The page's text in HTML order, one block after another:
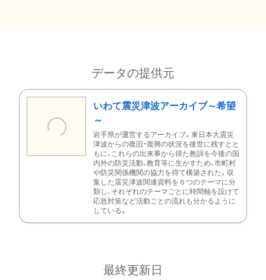
データの提供元
いわて震災津波アーカイブ～希望
～
岩手県が運営するアーカイブ。東日本大震災
津波からの復旧・復興の状況を後世に残すとと
もに、これらの出来事から得た教訓を今後の国
内外の防災活動、教育等に生かすため、市町村
や防災関係機関の協力を得て構築された。収
集した震災津波関連資料を６つのテーマに分
類し、それぞれのテーマごとに時間軸を設けて
応急対策など活動ごとの流れも分かるように
している。
最終更新日